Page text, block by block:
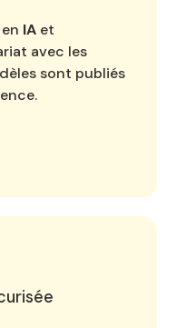
IA et
avec les
sont publiés